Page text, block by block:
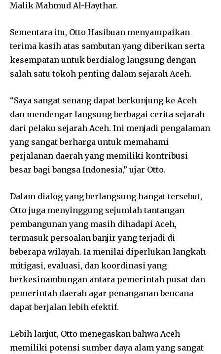
Malik Mahmud Al-Haythar.
Sementara itu, Otto Hasibuan menyampaikan
terima kasih atas sambutan yang diberikan serta
kesempatan untuk berdialog langsung dengan
salah satu tokoh penting dalam sejarah Aceh.
“Saya sangat senang dapat berkunjung ke Aceh
dan mendengar langsung berbagai cerita sejarah
dari pelaku sejarah Aceh. Ini menjadi pengalaman
yang sangat berharga untuk memahami
perjalanan daerah yang memiliki kontribusi
besar bagi bangsa Indonesia,” ujar Otto.
Dalam dialog yang berlangsung hangat tersebut,
Otto juga menyinggung sejumlah tantangan
pembangunan yang masih dihadapi Aceh,
termasuk persoalan banjir yang terjadi di
beberapa wilayah. Ia menilai diperlukan langkah
mitigasi, evaluasi, dan koordinasi yang
berkesinambungan antara pemerintah pusat dan
pemerintah daerah agar penanganan bencana
dapat berjalan lebih efektif.
Lebih lanjut, Otto menegaskan bahwa Aceh
memiliki potensi sumber daya alam yang sangat